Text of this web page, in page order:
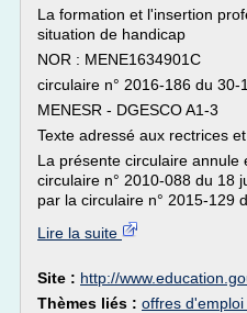
La formation et l'insertion
situation de handicap
NOR : MENE1634901C
circulaire n° 2016-186 du 30-
MENESR - DGESCO A1-3
Texte adressé aux rectrices
La présente circulaire annule
circulaire n° 2010-088 du 18
par la circulaire n° 2015-129
Lire la suite
Site : http://
Thèmes liés : offres